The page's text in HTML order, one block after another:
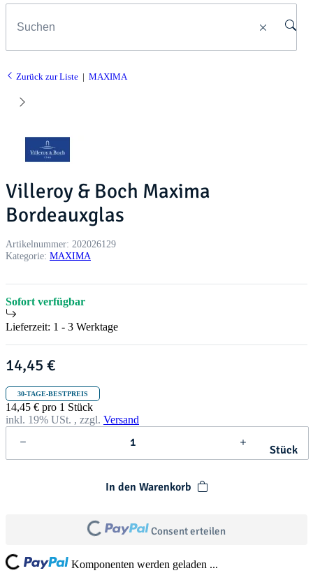
Zurück zur Liste MAXIMA
Villeroy & Boch Maxima
Bordeauxglas
Artikelnummer: 202026129
Kategorie: MAXIMA
Sofort verfügbar
Lieferzeit: 1 - 3 Werktage
14,45 €
30-TAGE-BESTPREIS
14,45 € pro 1 Stück
inkl. 19% USt. , zzgl. Versand
Stück
In den Warenkorb
Loading... Consent erteilen
Komponenten werden geladen ...